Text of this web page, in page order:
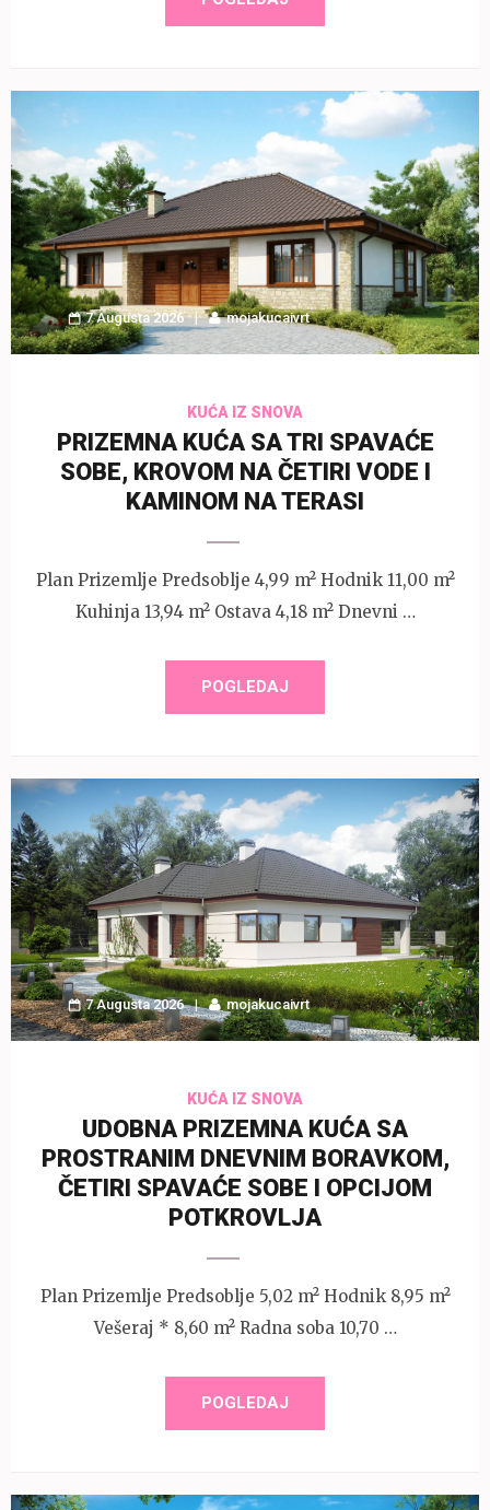
7 Augusta 2026 mojakucaivrt
KUĆA IZ SNOVA
PRIZEMNA KUĆA SA TRI SPAVAĆE
SOBE, KROVOM NA ČETIRI VODE I
KAMINOM NA TERASI
Plan Prizemlje Predsoblje 4,99 m² Hodnik 11,00 m²
Kuhinja 13,94 m² Ostava 4,18 m² Dnevni …
POGLEDAJ
7 Augusta 2026 mojakucaivrt
KUĆA IZ SNOVA
UDOBNA PRIZEMNA KUĆA SA
PROSTRANIM DNEVNIM BORAVKOM,
ČETIRI SPAVAĆE SOBE I OPCIJOM
POTKROVLJA
Plan Prizemlje Predsoblje 5,02 m² Hodnik 8,95 m²
Vešeraj * 8,60 m² Radna soba 10,70 …
POGLEDAJ